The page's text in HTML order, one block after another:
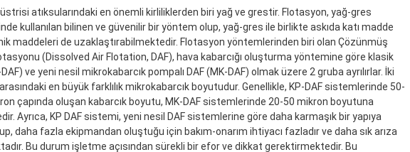
atıksularındaki en önemli kirliliklerden biri yağ ve grestir. Flotasyon, yağ-gres
kullanılan bilinen ve güvenilir bir yöntem olup, yağ-gres ile birlikte askıda katı madde
maddeleri de uzaklaştırabilmektedir. Flotasyon yöntemlerinden biri olan Çözünmüş
(Dissolved Air Flotation, DAF), hava kabarcığı oluşturma yöntemine göre klasik
DAF) ve yeni nesil mikrokabarcık pompalı DAF (MK-DAF) olmak üzere 2 gruba ayrılırlar. İki
en büyük farklılık mikrokabarcık boyutudur. Genellikle, KP-DAF sistemlerinde 50-
çapında oluşan kabarcık boyutu, MK-DAF sistemlerinde 20-50 mikron boyutuna
Ayrıca, KP DAF sistemi, yeni nesil DAF sistemlerine göre daha karmaşık bir yapıya
daha fazla ekipmandan oluştuğu için bakım-onarım ihtiyacı fazladır ve daha sık arıza
Bu durum işletme açısından sürekli bir efor ve dikkat gerektirmektedir. Bu